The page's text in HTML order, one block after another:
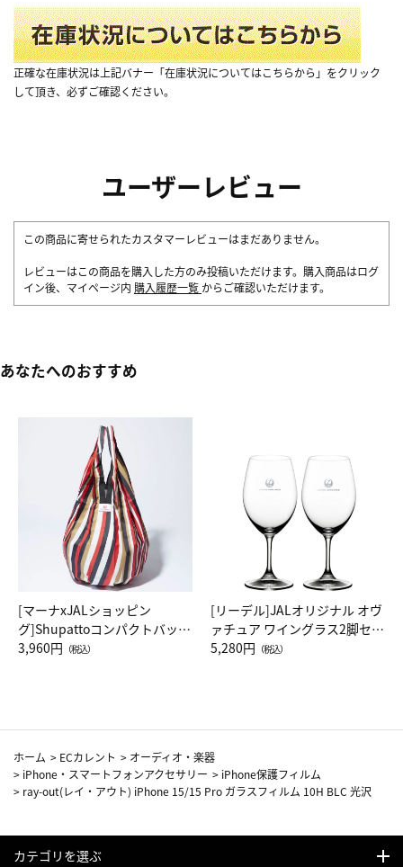
正確な在庫状況は上記バナー「在庫状況についてはこちらから」をクリック
して頂き、必ずご確認ください。
ユーザーレビュー
この商品に寄せられたカスタマーレビューはまだありません。
レビューはこの商品を購入した方のみ投稿いただけます。購入商品はログ
イン後、マイページ内 購入履歴一覧 からご確認いただけます。
あなたへのおすすめ
[マーナxJALショッピン
グ]Shupattoコンパクトバッグ
Drop JAL客室乗務員（LC）ス
3,960円 （税込）
[リーデル]JALオリジナル オヴ
ァチュア ワイングラス2脚セッ
ト（レッドワイン）
5,280円 （税込）
ホーム > ECカレント > オーディオ・楽器
> iPhone・スマートフォンアクセサリー > iPhone保護フィルム
> ray-out(レイ・アウト) iPhone 15/15 Pro ガラスフィルム 10H BLC 光沢
カテゴリを選ぶ